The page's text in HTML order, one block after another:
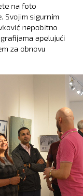
na foto
Svojim sigurnim
nepobitno
apelujući
za obnovu